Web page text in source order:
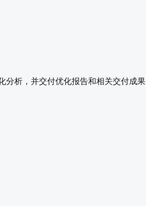
分析，并交付优化报告和相关交付成果